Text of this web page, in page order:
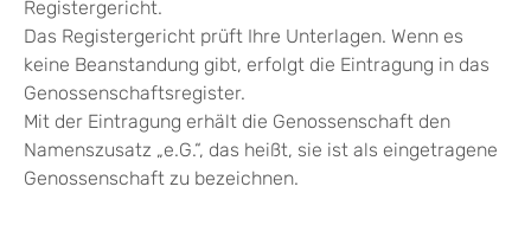
Registergericht.
Das Registergericht prüft Ihre Unterlagen. Wenn es
keine Beanstandung gibt, erfolgt die Eintragung in das
Genossenschaftsregister.
Mit der Eintragung erhält die Genossenschaft den
Namenszusatz „e.G.“, das heißt, sie ist als eingetragene
Genossenschaft zu bezeichnen.